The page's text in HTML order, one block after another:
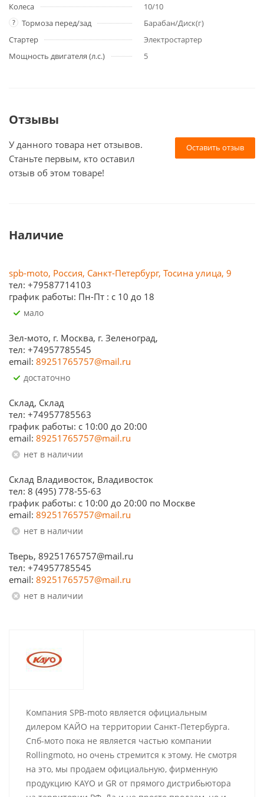
Колеса 10/10
? Тормоза перед/зад
Барабан/Диск(г)
Стартер
Электростартер
Мощность двигателя (л.с.)
5
Отзывы
Оставить отзыв
У данного товара нет отзывов.
Станьте первым, кто оставил
отзыв об этом товаре!
Наличие
spb-moto, Россия, Санкт-Петербург, Тосина улица, 9
тел: +79587714103
график работы: Пн-Пт : с 10 до 18
Мало
Зел-мото, г. Москва, г. Зеленоград,
тел: +74957785545
email: 89251765757@mail.ru
Достаточно
Склад, Склад
тел: +74957785563
график работы: c 10:00 до 20:00
email: 89251765757@mail.ru
Нет в наличии
Склад Владивосток, Владивосток
тел: 8 (495) 778-55-63
график работы: с 10:00 до 20:00 по Москве
email: 89251765757@mail.ru
Нет в наличии
Тверь, 89251765757@mail.ru
тел: +74957785545
email: 89251765757@mail.ru
Нет в наличии
Компания SPB-moto является официальным
дилером КАЙО на территории Санкт-Петербурга.
Спб-мото пока не является частью компании
Rollingmoto, но очень стремится к этому. Не смотря
на это, мы продаем официальную, фирменную
продукцию KAYO и GR от прямого дистрибьютора